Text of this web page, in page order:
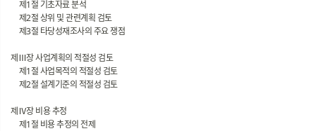
제1절 기초자료 분석
제2절 상위 및 관련계획 검토
제3절 타당성재조사의 주요 쟁점
제Ⅲ장 사업계획의 적절성 검토
제1절 사업목적의 적절성 검토
제2절 설계기준의 적절성 검토
제Ⅳ장 비용 추정
제1절 비용 추정의 전제